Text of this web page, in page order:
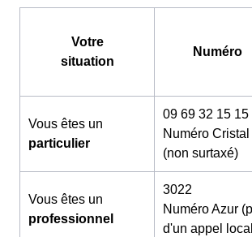
Votre
situation
Numéro
Vous êtes un
particulier
09 69 32 15 15
Numéro Cristal
(non surtaxé)
Vous êtes un
professionnel
3022
Numéro Azur
d'un appel